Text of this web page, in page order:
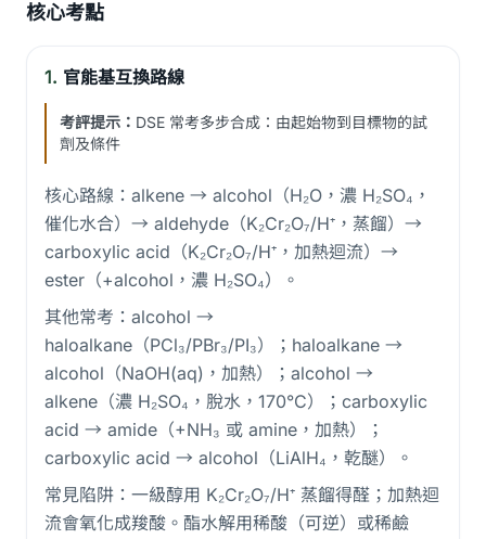
核心考點
1. 官能基互換路線
考評提示： DSE 常考多步合成：由起始物到目標物的試
劑及條件
核心路線：alkene → alcohol（H₂O，濃 H₂SO₄，
催化水合）→ aldehyde（K₂Cr₂O₇/H⁺，蒸餾）→
carboxylic acid（K₂Cr₂O₇/H⁺，加熱迴流）→
ester（+alcohol，濃 H₂SO₄）。
其他常考：alcohol →
haloalkane（PCl₃/PBr₃/PI₃）；haloalkane →
alcohol（NaOH(aq)，加熱）；alcohol →
alkene（濃 H₂SO₄，脫水，170°C）；carboxylic
acid → amide（+NH₃ 或 amine，加熱）；
carboxylic acid → alcohol（LiAlH₄，乾醚）。
常見陷阱：一級醇用 K₂Cr₂O₇/H⁺ 蒸餾得醛；加熱迴
流會氧化成羧酸。酯水解用稀酸（可逆）或稀鹼